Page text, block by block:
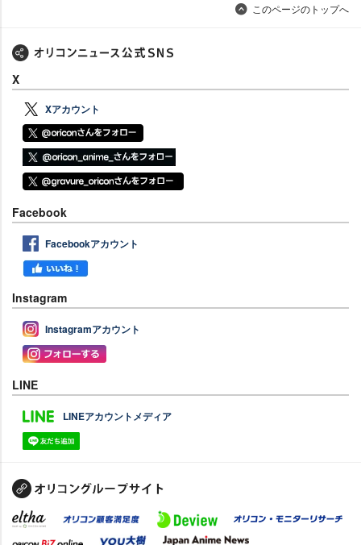
このページのトップへ
X
Xアカウント
Facebook
Facebookアカウント
Instagram
Instagramアカウント
LINE
LINEアカウントメディア